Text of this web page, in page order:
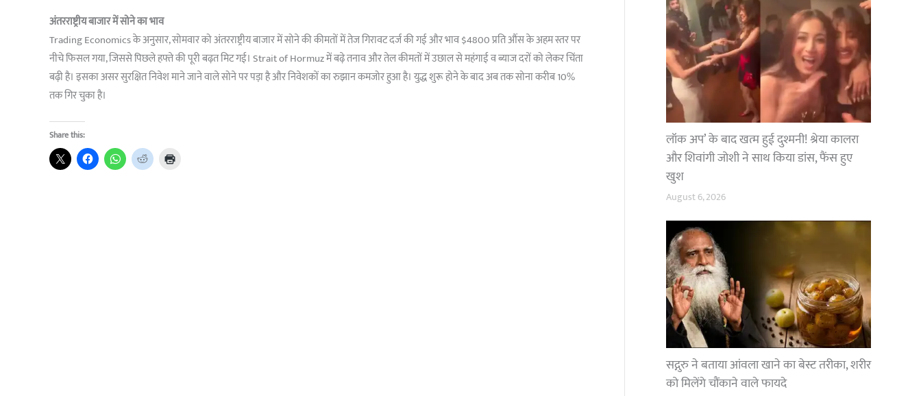
अंतरराष्ट्रीय बाजार में सोने का भाव
Trading Economics के अनुसार, सोमवार को अंतरराष्ट्रीय बाजार में सोने की कीमतों में तेज गिरावट दर्ज की गई और भाव $4800 प्रति औंस के अहम स्तर पर
नीचे फिसल गया, जिससे पिछले हफ्ते की पूरी बढ़त मिट गई। Strait of Hormuz में बढ़े तनाव और तेल कीमतों में उछाल से महंगाई व ब्याज दरों को लेकर चिंता
बढ़ी है। इसका असर सुरक्षित निवेश माने जाने वाले सोने पर पड़ा है और निवेशकों का रुझान कमजोर हुआ है। युद्ध शुरू होने के बाद अब तक सोना करीब 10%
तक गिर चुका है।
Share this:
लॉक अप’ के बाद खत्म हुई दुश्मनी! श्रेया कालरा
और शिवांगी जोशी ने साथ किया डांस, फैंस हुए
खुश
August 6, 2026
सद्गुरु ने बताया आंवला खाने का बेस्ट तरीका, शरीर
को मिलेंगे चौंकाने वाले फायदे